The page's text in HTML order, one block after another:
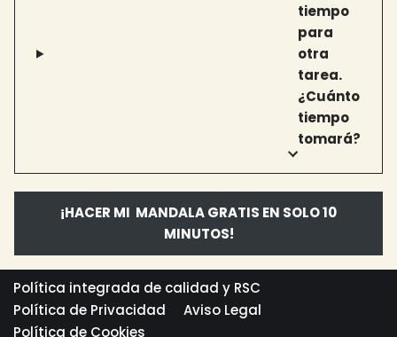
tiempo
para
otra
tarea.
¿Cuánto
tiempo
tomará?
¡HACER MI MANDALA GRATIS EN SOLO 10
MINUTOS!
Política integrada de calidad y RSC
Política de Privacidad
Aviso Legal
Política de Cookies